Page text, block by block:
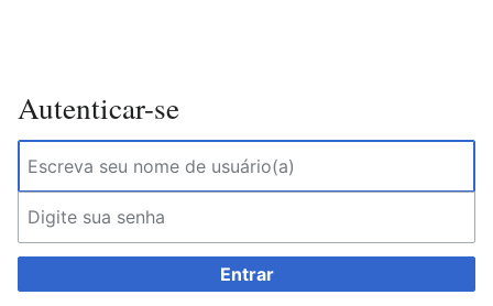
Autenticar-se
Entrar